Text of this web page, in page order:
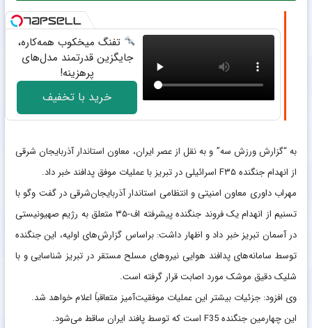
تفنگ میخکوب همه‌کاره،
جایگزین قدرتمند مدل‌های
پرهزینه!
خرید با تخفیف
به “گزارش ورزش سه” و به نقل از عصر ایران، معاون استاندار آذربایجان شرقی
‌از انهدام جنگنده F۳۵ اسرائیلی ‌در تبریز با عملیات موفق ‌پدافند خبر داد.
مهراب داوری معاون امنیتی و انتظامی استاندار آذربایجان‌شرقی در گفت وگو با
تسنیم از انهدام یک فروند جنگنده پیشرفته اف-۳۵ متعلق به رژیم صهیونیستی
در آسمان تبریز خبر داد و اظهار داشت: بر‌اساس گزارش‌های اولیه، این جنگنده
توسط سامانه‌های پدافند هوایی نیروهای مسلح مستقر در تبریز شناسایی و با
شلیک دقیق موشک مورد اصابت قرار گرفته است.
وی افزود: جزئیات بیشتر این عملیات موفقیت‌آمیز متعاقباً اعلام خواهد شد.
این چهارمین جنگنده F35 است که توسط پافند ایران ساقط می‌شود.